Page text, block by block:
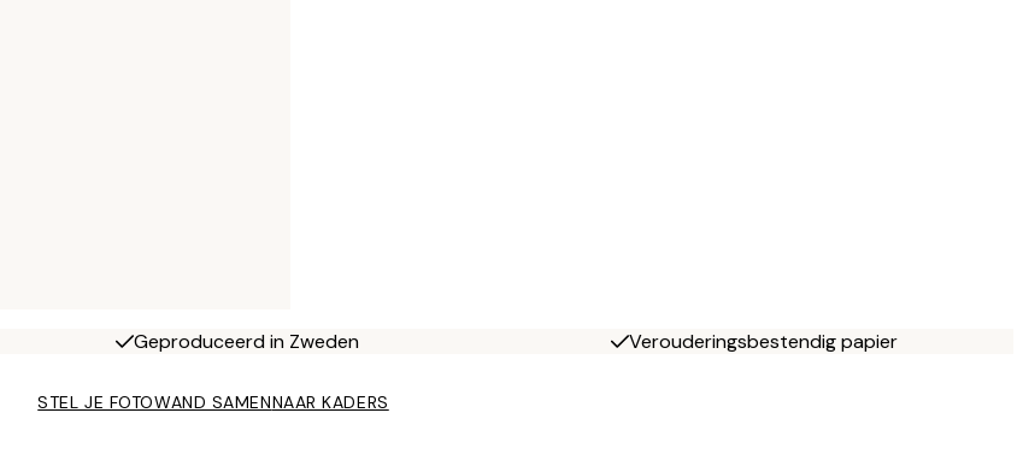
Geproduceerd in Zweden Verouderingsbestendig papier
STEL JE FOTOWAND SAMENNAAR KADERS